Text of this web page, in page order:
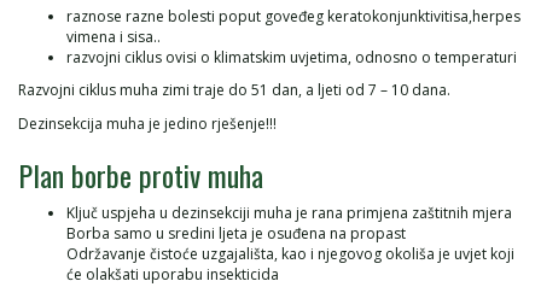
raznose razne bolesti poput goveđeg keratokonjunktivitisa,herpes
vimena i sisa..
razvojni ciklus ovisi o klimatskim uvjetima, odnosno o temperaturi
Razvojni ciklus muha zimi traje do 51 dan, a ljeti od 7 – 10 dana.
Dezinsekcija muha je jedino rješenje!!!
Plan borbe protiv muha
Ključ uspjeha u dezinsekciji muha je rana primjena zaštitnih mjera
Borba samo u sredini ljeta je osuđena na propast
Održavanje čistoće uzgajališta, kao i njegovog okoliša je uvjet koji
će olakšati uporabu insekticida